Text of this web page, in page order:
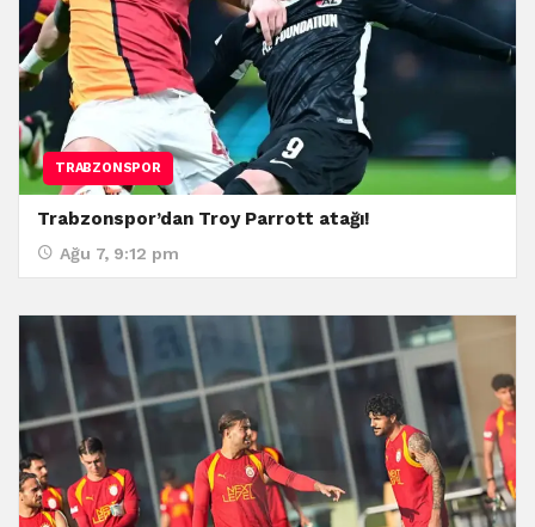
TRABZONSPOR
Trabzonspor’dan Troy Parrott atağı!
Ağu 7, 9:12 pm